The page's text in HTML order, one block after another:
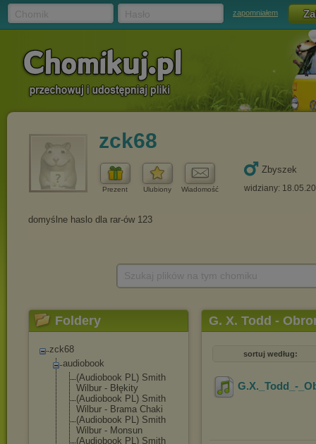
zapomniałem
zck68
Prezent Ulubiony Wiadomość
Zbyszek
widziany:
Foldery
zck68
audiobook
(Audiobook PL) Smith
Wilbur - Błękity
(Audiobook PL) Smith
Wilbur - Brama Chaki
(Audiobook PL) Smith
Wilbur - Monsun
(Audiobook PL) Smith
G. X. Todd -
sortuj według:
G.X._Todd_-